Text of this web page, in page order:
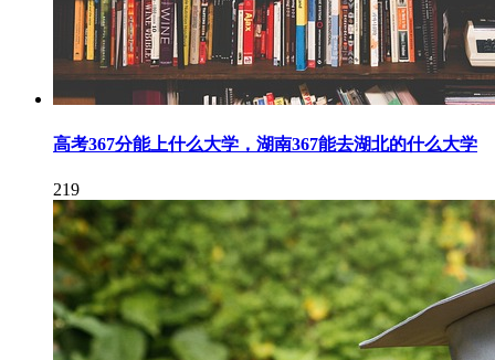
高考367分能上什么大学，湖南367能去湖北的什么大学
219